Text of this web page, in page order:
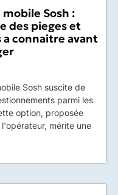
Sosh :
des pieges et
a connaitre avant
Sosh suscite de
parmi les
option, proposée
mérite une